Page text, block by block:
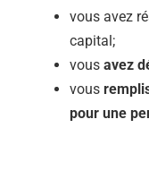
vous avez
capital;
vous avez
vous
pour une